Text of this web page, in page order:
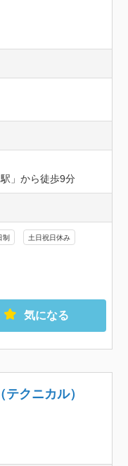
」から徒歩9分
制 土日祝日休み
気になる
クニカル）